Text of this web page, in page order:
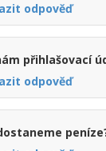
odpověď
přihlašovací
odpověď